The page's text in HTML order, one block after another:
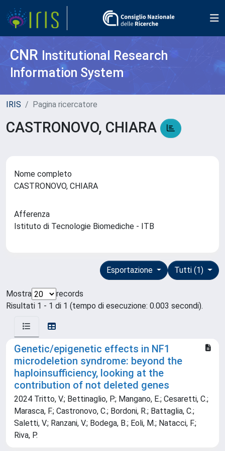
CNR Institutional Research
Information System
IRIS Pagina ricercatore
CASTRONOVO, CHIARA
Nome completo
CASTRONOVO, CHIARA
Afferenza
Istituto di Tecnologie Biomediche - ITB
Tutti (1)
Esportazione
Mostra
records
Risultati 1 - 1 di 1 (tempo di esecuzione: 0.003 secondi).
Genetic/epigenetic effects in NF1
microdeletion syndrome: beyond the
haploinsufficiency, looking at the
contribution of not deleted genes
2024 Tritto, V.; Bettinaglio, P.; Mangano, E.; Cesaretti, C.;
Marasca, F.; Castronovo, C.; Bordoni, R.; Battaglia, C.;
Saletti, V.; Ranzani, V.; Bodega, B.; Eoli, M.; Natacci, F.;
Riva, P.